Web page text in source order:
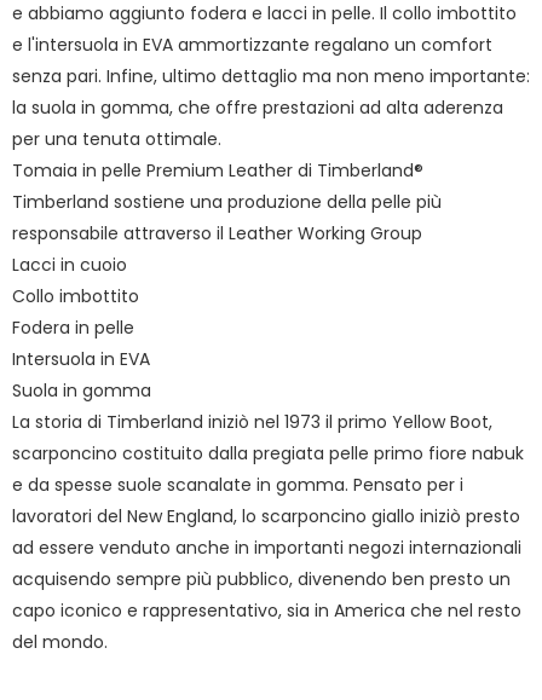
e abbiamo aggiunto fodera e lacci in pelle. Il collo imbottito
e l'intersuola in EVA ammortizzante regalano un comfort
senza pari. Infine, ultimo dettaglio ma non meno importante:
la suola in gomma, che offre prestazioni ad alta aderenza
per una tenuta ottimale.
Tomaia in pelle Premium Leather di Timberland®
Timberland sostiene una produzione della pelle più
responsabile attraverso il Leather Working Group
Lacci in cuoio
Collo imbottito
Fodera in pelle
Intersuola in EVA
Suola in gomma
La storia di Timberland iniziò nel 1973 il primo Yellow Boot,
scarponcino costituito dalla pregiata pelle primo fiore nabuk
e da spesse suole scanalate in gomma. Pensato per i
lavoratori del New England, lo scarponcino giallo iniziò presto
ad essere venduto anche in importanti negozi internazionali
acquisendo sempre più pubblico, divenendo ben presto un
capo iconico e rappresentativo, sia in America che nel resto
del mondo.